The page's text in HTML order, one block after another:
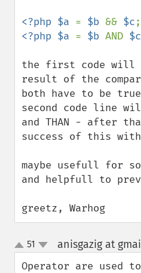
<?php $a = $b && $c;
<?php $a = $b AND $c
the first code will
result of the
both have to be
second code line
and THAN - after
success of this
maybe usefull for
and helpfull to
greetz, Warhog
up
down
51 anisgazig at
Operator are used